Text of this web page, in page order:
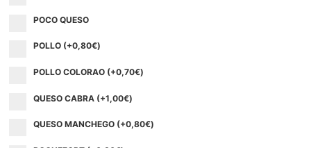
POCO QUESO
POLLO (+0,80€)
POLLO COLORAO (+0,70€)
QUESO CABRA (+1,00€)
QUESO MANCHEGO (+0,80€)